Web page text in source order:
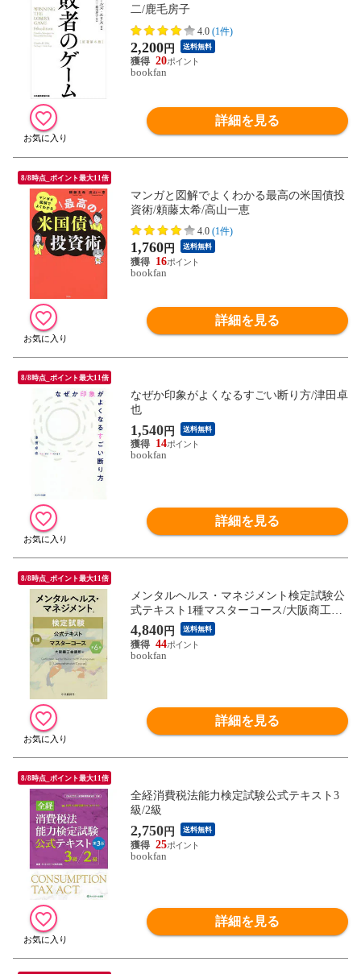
二/鹿毛房子
4.0 (1件)
2,200円 送料無料
20
bookfan
詳細を見る
8/8時点_ポイント最大11倍
マンガと図解でよくわかる最高の米国債投
資術/頼藤太希/高山一恵
4.0 (1件)
1,760円 送料無料
16
bookfan
詳細を見る
8/8時点_ポイント最大11倍
なぜか印象がよくなるすごい断り方/津田卓
也
1,540円 送料無料
14
bookfan
詳細を見る
8/8時点_ポイント最大11倍
メンタルヘルス・マネジメント検定試験公
式テキスト1種マスターコース/大阪商工会
議所
4,840円 送料無料
44
bookfan
詳細を見る
8/8時点_ポイント最大11倍
全経消費税法能力検定試験公式テキスト3
級/2級
2,750円 送料無料
25
bookfan
詳細を見る